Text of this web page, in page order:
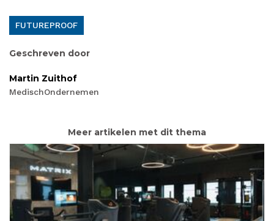
FUTUREPROOF
Geschreven door
Martin Zuithof
MedischOndernemen
Meer artikelen met dit thema